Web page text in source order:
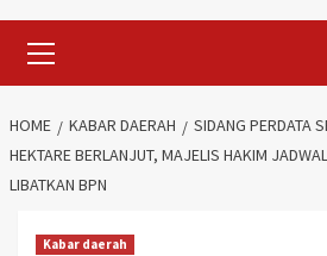
Menu
HOME KABAR DAERAH
SIDANG PERDATA
HEKTARE BERLANJUT, MAJELIS HAKIM
LIBATKAN BPN
Kabar daerah